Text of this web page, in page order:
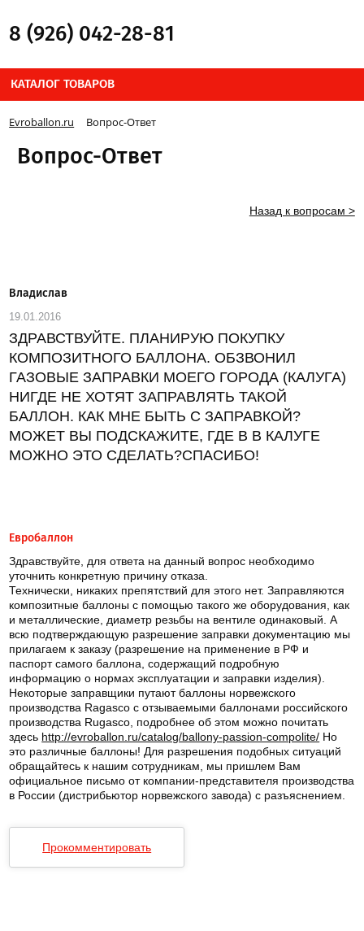
8 (926) 042-28-81
КАТАЛОГ ТОВАРОВ
Evroballon.ru Вопрос-Ответ
Вопрос-Ответ
Назад к вопросам >
Владислав
19.01.2016
ЗДРАВСТВУЙТЕ. ПЛАНИРУЮ ПОКУПКУ
КОМПОЗИТНОГО БАЛЛОНА. ОБЗВОНИЛ
ГАЗОВЫЕ ЗАПРАВКИ МОЕГО ГОРОДА (КАЛУГА)
НИГДЕ НЕ ХОТЯТ ЗАПРАВЛЯТЬ ТАКОЙ
БАЛЛОН. КАК МНЕ БЫТЬ С ЗАПРАВКОЙ?
МОЖЕТ ВЫ ПОДСКАЖИТЕ, ГДЕ В В КАЛУГЕ
МОЖНО ЭТО СДЕЛАТЬ?СПАСИБО!
Евробаллон
Здравствуйте, для ответа на данный вопрос необходимо
уточнить конкретную причину отказа.
Технически, никаких препятствий для этого нет. Заправляются
композитные баллоны с помощью такого же оборудования, как
и металлические, диаметр резьбы на вентиле одинаковый. А
всю подтверждающую разрешение заправки документацию мы
прилагаем к заказу (разрешение на применение в РФ и
паспорт самого баллона, содержащий подробную
информацию о нормах эксплуатации и заправки изделия).
Некоторые заправщики путают баллоны норвежского
производства Ragasco с отзываемыми баллонами российского
производства Rugasco, подробнее об этом можно почитать
здесь http://evroballon.ru/catalog/ballony-passion-compolite/ Но
это различные баллоны! Для разрешения подобных ситуаций
обращайтесь к нашим сотрудникам, мы пришлем Вам
официальное письмо от компании-представителя производства
в России (дистрибьютор норвежского завода) с разъяснением.
Прокомментировать